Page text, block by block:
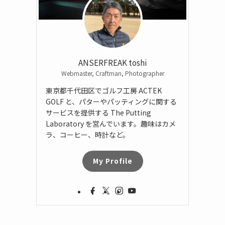
ANSERFREAK toshi
Webmaster, Craftman, Photographer
東京都千代田区でゴルフ工房 ACTEK
GOLF と、パターやパッティングに関する
サービスを提供する The Putting
Laboratory を営んでいます。趣味はカメ
ラ、コーヒー、時計など。
My Profile